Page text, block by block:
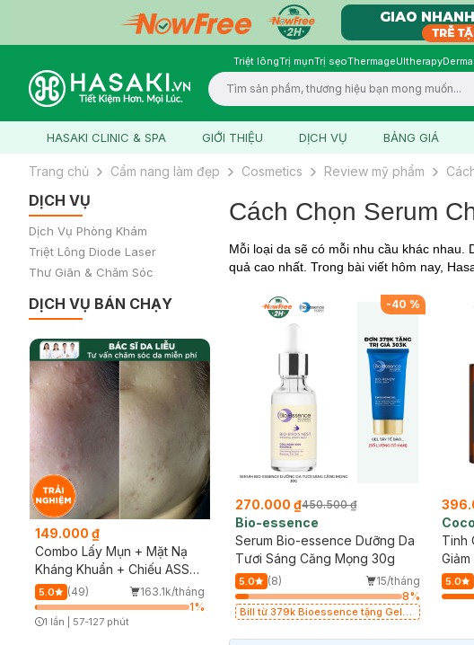
Triệt lôngTrị mụnTrị sẹoThermageUltherapy
Logo
HASAKI CLINIC & SPA GIỚI THIỆU DỊCH VỤ BẢNG GIÁ
Trang chủ Cẩm nang làm đẹp Cosmetics Review mỹ phẩm
DỊCH VỤ
Dịch Vụ Phòng Khám
Triệt Lông Diode Laser
Thư Giãn & Chăm Sóc
DỊCH VỤ BÁN CHẠY
149.000 ₫
Combo Lấy Mụn + Mặt Nạ
Kháng Khuẩn + Chiếu ASSH
(Trải nghiệm)
5.0 (49)
163.1k/tháng
1%
1 lần 57-127 phút
Cách Chọn Serum
Mỗi loại da sẽ có mỗi nhu cầu khác
quả cao nhất. Trong bài viết hôm nay,
286.000 ₫ 515.000 ₫
Klairs
Serum Klairs Cấp Ẩm Cho Da
Khô, Nhạy Cảm 80ml
4.9 (32)
64%
Bill Klairs từ 299k Tặng Mặt Nạ Làm
Dịu Da & Kiểm Soát Dầu Nhờn 25ml
-40 %
270.000 ₫450.500 ₫
Bio-essence
Serum Bio-essence Dưỡng Da
Tươi Sáng Căng Mọng 30g
5.0 (8)
15/tháng
8%
Bill từ 379k Bioessence tặng Gel
Tinh
70ml
5.0